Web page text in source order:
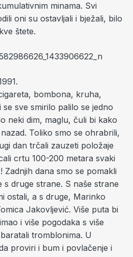
minama. Svi
oni su ostavljali i bježali, bilo
štete.
bombona, kruha,
sve smirilo palilo se jedno
neki dim, maglu, čuli bi kako
Toliko smo se ohrabrili,
dan trčali zauzeti položaje
crtu 100-200 metara svaki
dana smo se pomakli
druge strane. S naše strane
ostali, a s druge, Marinko
Jakovljević. Više puta bi
i više pogodaka s više
tromblonima. U
proviri i bum i povlačenje i